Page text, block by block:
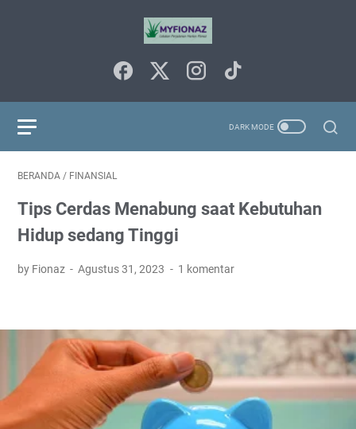
BERANDA / FINANSIAL
Tips Cerdas Menabung saat Kebutuhan
Hidup sedang Tinggi
by Fionaz Agustus 31, 2023 1 komentar